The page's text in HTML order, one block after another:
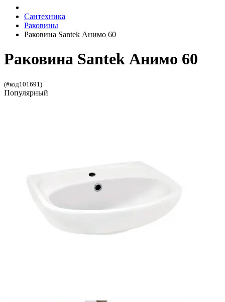
Сантехника
Раковины
Раковина Santek Анимо 60
Раковина Santek Анимо 60
(#код101691)
Популярный